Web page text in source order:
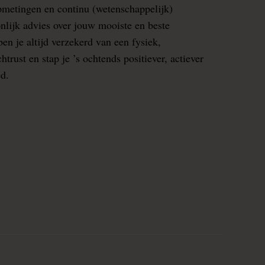
en continu (wetenschappelijk)
advies over jouw mooiste en beste
je altijd verzekerd van een fysiek,
en stap je ’s ochtends positiever, actiever